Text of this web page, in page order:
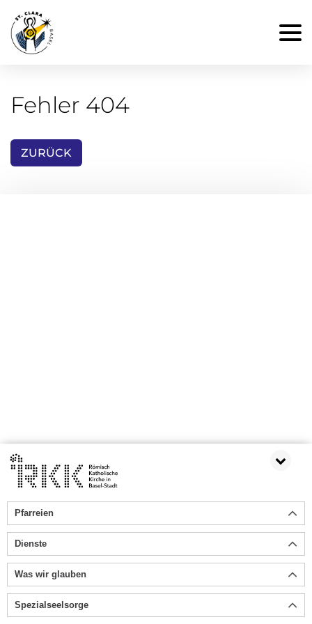
Fehler 404
ZURÜCK
Pfarreien
Dienste
Was wir glauben
Spezialseelsorge